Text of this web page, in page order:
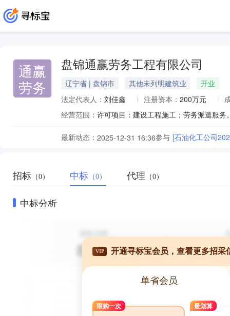
通赢
劳务
盘锦通赢劳务工程有限公司
辽宁省 | 盘锦市 其他未列明建筑业
开业
法定代表人： 刘佳鑫 注册资本： 200万元
经营范围：
最新动态： 2025-12-31 16:36参与 [石油化工公司
招标 （0） 中标 （0） 代理 （0）
中标分析
VIP 开通寻标宝会员，查看更多招采
单省会员
限购一次 最划算